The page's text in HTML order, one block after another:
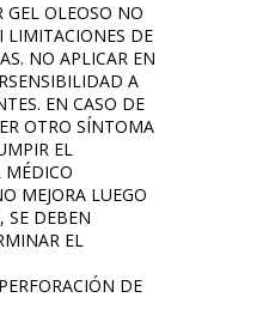
GEL OLEOSO NO
LIMITACIONES DE
NO APLICAR EN
A
EN CASO DE
OTRO SÍNTOMA
EL
MÉDICO
MEJORA LUEGO
SE DEBEN
EL
DE